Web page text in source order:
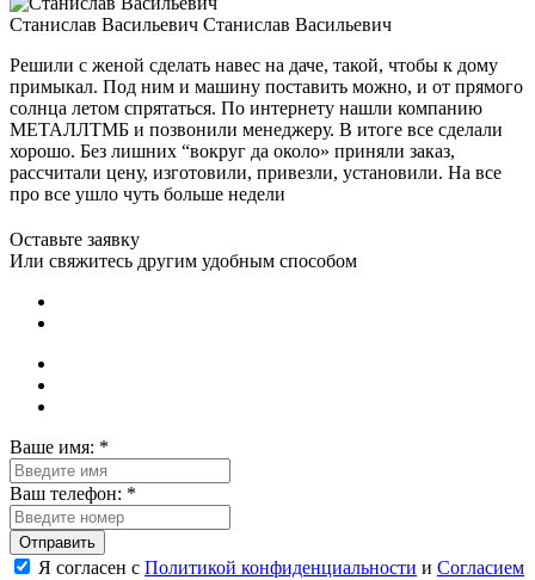
Станислав Васильевич Станислав Васильевич
Решили с женой сделать навес на даче, такой, чтобы к дому
примыкал. Под ним и машину поставить можно, и от прямого
солнца летом спрятаться. По интернету нашли компанию
МЕТАЛЛТМБ и позвонили менеджеру. В итоге все сделали
хорошо. Без лишних “вокруг да около» приняли заказ,
рассчитали цену, изготовили, привезли, установили. На все
про все ушло чуть больше недели
Оставьте заявку
Или свяжитесь другим удобным способом
Ваше имя: *
Ваш телефон: *
Я согласен с Политикой конфиденциальности и Согласием